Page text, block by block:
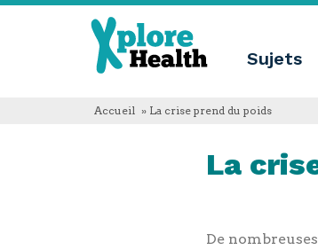
Xplore
Health
Sujets
Xplore
sommes-
nous
Langue
Accueil » La crise prend du poids
La
De